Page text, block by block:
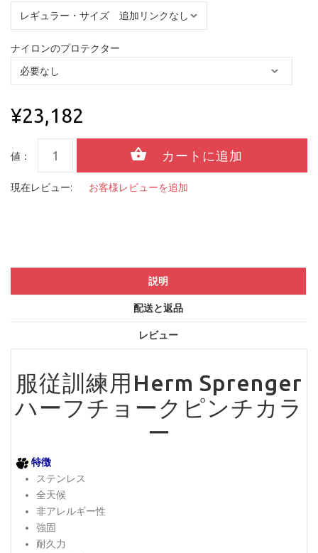
ナイロンのプロテクター
¥23,182
値：
現在レビュー: お客様レビューを追加
説明
配送と返品
レビュー
服従訓練用Herm Sprenger
ハーフチョークピンチカラ
ー
特徴
ステンレス
全天候
非アレルギー性
強固
耐久力